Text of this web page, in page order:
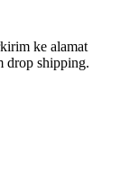
ke alamat
drop shipping.